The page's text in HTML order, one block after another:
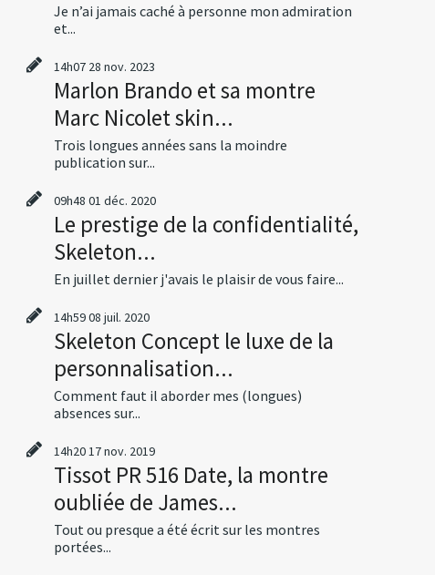
Je n’ai jamais caché à personne mon admiration
et...
14h07 28 nov. 2023
Marlon Brando et sa montre
Marc Nicolet skin...
Trois longues années sans la moindre
publication sur...
09h48 01 déc. 2020
Le prestige de la confidentialité,
Skeleton...
En juillet dernier j'avais le plaisir de vous faire...
14h5908 juil. 2020
Skeleton Concept le luxe de la
personnalisation...
Comment faut il aborder mes (longues)
absences sur...
14h2017nov. 2019
Tissot PR 516 Date, la montre
oubliée de James...
Tout ou presque a été écrit sur les montres
portées...